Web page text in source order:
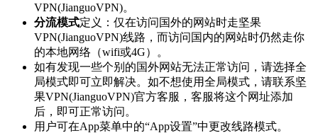
VPN(JianguoVPN)。
分流模式定义：仅在访问国外的网站时走坚果
VPN(JianguoVPN)线路，而访问国内的网站时仍然走你
的本地网络（wifi或4G）。
如有发现一些个别的国外网站无法正常访问，请选择全
局模式即可立即解决。如不想使用全局模式，请联系坚
果VPN(JianguoVPN)官方客服，客服将这个网址添加
后，即可正常访问。
用户可在App菜单中的“App设置”中更改线路模式。